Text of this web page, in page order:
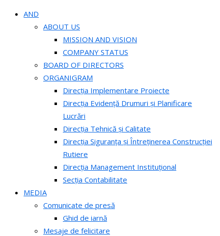
AND
ABOUT US
MISSION AND VISION
COMPANY STATUS
BOARD OF DIRECTORS
ORGANIGRAM
Direcția Implementare Proiecte
Direcția Evidență Drumuri și Planificare
Lucrări
Direcția Tehnică și Calitate
Direcția Siguranța și Întreținerea Construcției
Rutiere
Direcția Management Instituțional
Secția Contabilitate
MEDIA
Comunicate de presă
Ghid de iarnă
Mesaje de felicitare